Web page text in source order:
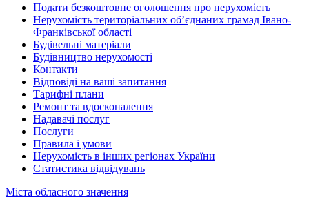
Подати безкоштовне оголошення про нерухомість
Нерухомість територіальних об’єднаних грамад Івано-
Франківської області
Будівельні матеріали
Будівництво нерухомості
Контакти
Відповіді на ваші запитання
Тарифні плани
Ремонт та вдосконалення
Надавачі послуг
Послуги
Правила і умови
Нерухомість в інших регіонах України
Статистика відвідувань
Міста обласного значення